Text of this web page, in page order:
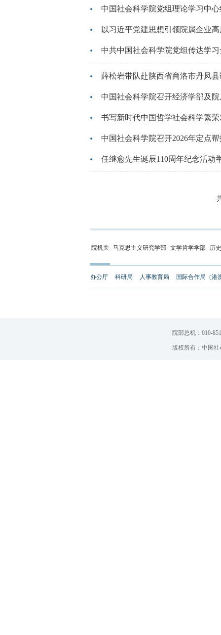
中国社会科学院党组理论学习中
以习近平党建思想引领院属企业
中共中国社会科学院党组传达学
薛松岩带队赴陕西省商洛市丹凤
中国社会科学院召开经济学部及
书写新时代中国哲学社会科学繁
中国社会科学院召开2026年定点
任继愈先生诞辰110周年纪念活动
院机关 马克思主义研究学部 文学哲学学部 历
办公厅 科研局 人事教育局 国际合作局（港
院部总机：010-
版权所有：中国